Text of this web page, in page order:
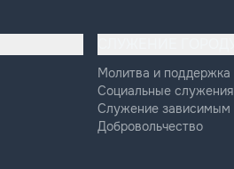
Молитва и поддержка
Социальные служения
Служение зависимым
Добровольчество